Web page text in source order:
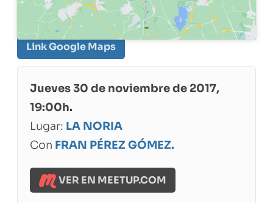
Link Google Maps
Jueves 30 de noviembre de 2017,
19:00h.
Lugar: LA NORIA
Con FRAN PÉREZ GÓMEZ.
VER EN MEETUP.COM